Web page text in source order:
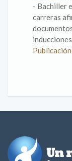
- Bachiller
carreras